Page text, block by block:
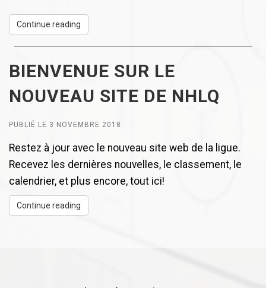
Continue reading
BIENVENUE SUR LE
NOUVEAU SITE DE NHLQ
PUBLIÉ LE 3 NOVEMBRE 2018
Restez à jour avec le nouveau site web de la ligue.
Recevez les dernières nouvelles, le classement, le
calendrier, et plus encore, tout ici!
Continue reading